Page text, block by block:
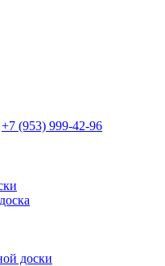
+7 (953) 999-42-96
доски